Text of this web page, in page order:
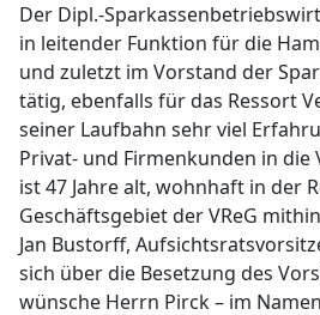
Der Dipl.-
in leitender Funktion für die
und zuletzt im Vorstand der
tätig, ebenfalls für das Ressort
seiner Laufbahn sehr viel
Privat- und Firmenkunden in die
ist 47 Jahre alt, wohnhaft in der
Geschäftsgebiet der VReG
Jan Bustorff,
sich über die Besetzung des
wünsche Herrn Pirck – im